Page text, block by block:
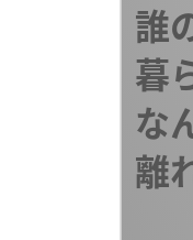
誰
暮
な
離